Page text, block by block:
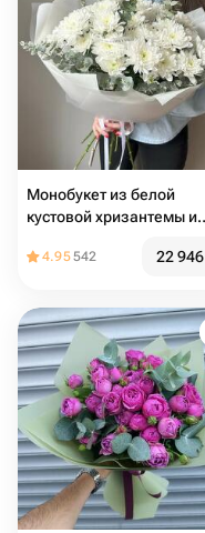
Монобукет из белой
кустовой хризантемы и
4.95542 22 946